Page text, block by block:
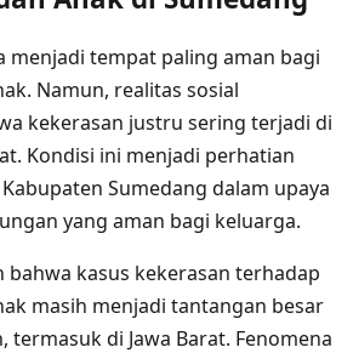
menjadi tempat paling aman bagi
Namun, realitas sosial
kekerasan justru sering terjadi di
Kondisi ini menjadi perhatian
Sumedang dalam upaya
yang aman bagi keluarga.
bahwa kasus kekerasan terhadap
masih menjadi tantangan besar
termasuk di Jawa Barat. Fenomena